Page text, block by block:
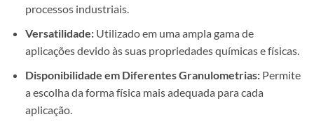
processos industriais.
Versatilidade:Utilizado em uma ampla gama de
aplicações devido às suas propriedades químicas e físicas.
Disponibilidade em Diferentes Granulometrias:Permite
a escolha da forma física mais adequada para cada
aplicação.